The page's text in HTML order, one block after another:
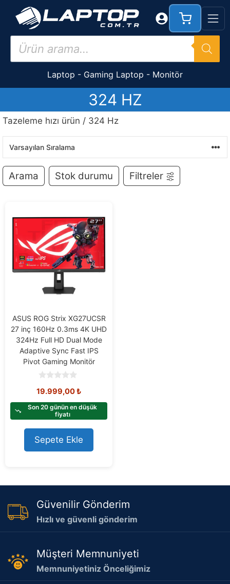
İçeriğe
Products
search
Laptop - Gaming Laptop - Monitör
324 HZ
Tazeleme hızı ürün / 324 Hz
Arama Stok durumu Filtreler
ASUS ROG Strix XG27UCSR
27 inç 160Hz 0.3ms 4K UHD
324Hz Full HD Dual Mode
Adaptive Sync Fast IPS
Pivot Gaming Monitör
o
t
f
5
19.999,00₺
Son 20 günün en düşük
fiyatı
Sepete Ekle
Güvenilir Gönderim
Hızlı ve güvenli gönderim
Müşteri Memnuniyeti
Memnuniyetiniz Önceliğimiz